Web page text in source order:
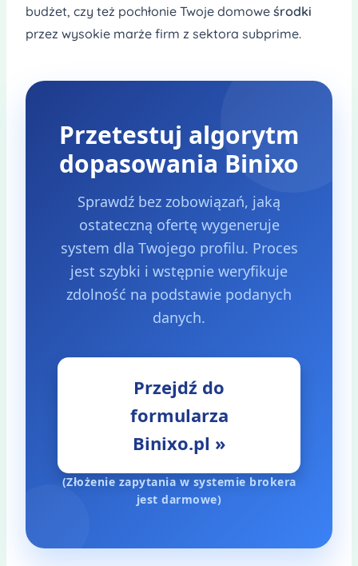
budżet, czy też pochłonie Twoje domowe środki
przez wysokie marże firm z sektora subprime.
Przetestuj algorytm
dopasowania Binixo
Sprawdź bez zobowiązań, jaką
ostateczną ofertę wygeneruje
system dla Twojego profilu. Proces
jest szybki i wstępnie weryfikuje
zdolność na podstawie podanych
danych.
Przejdź do
formularza
Binixo.pl »
(Złożenie zapytania w systemie brokera
jest darmowe)